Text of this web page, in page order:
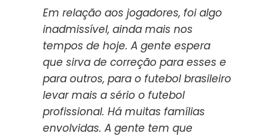
Em relação aos jogadores, foi algo
inadmissível, ainda mais nos
tempos de hoje. A gente espera
que sirva de correção para esses e
para outros, para o futebol brasileiro
levar mais a sério o futebol
profissional. Há muitas famílias
envolvidas. A gente tem que